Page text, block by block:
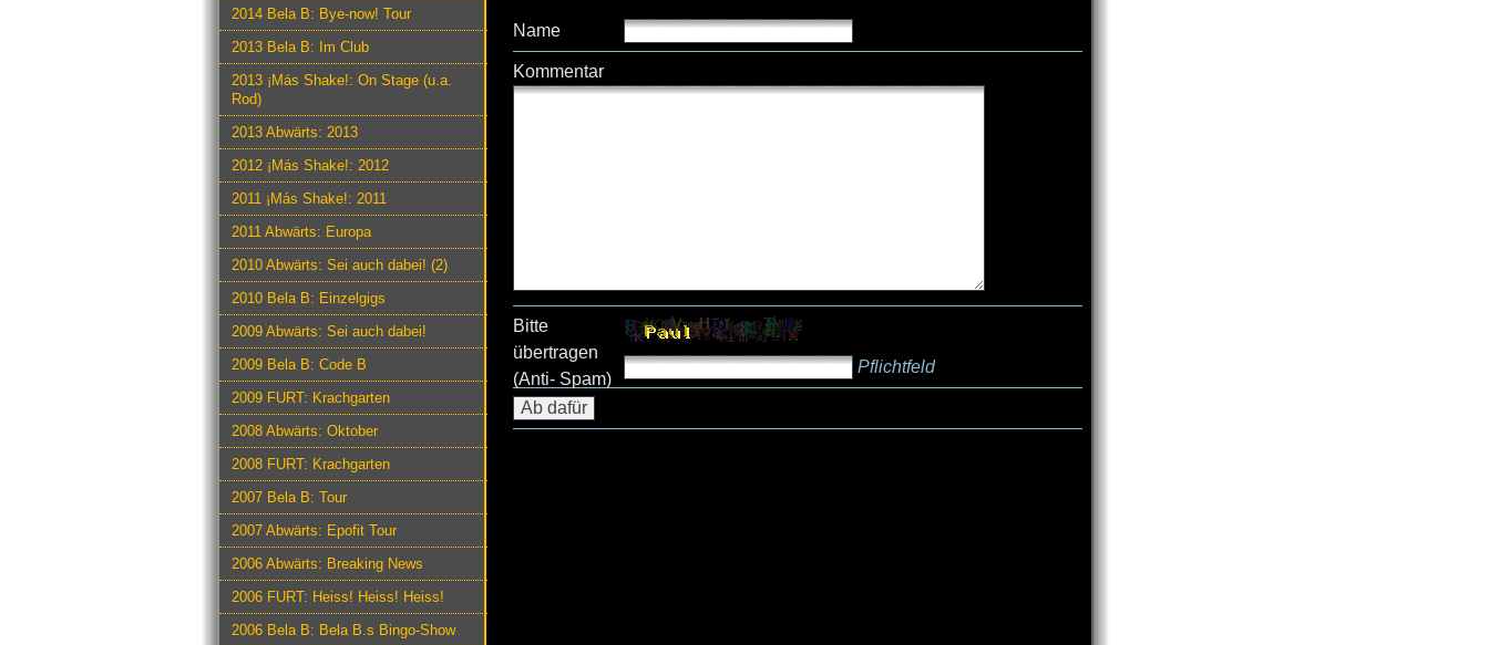
2014 Bela B: Bye-now! Tour
2013 Bela B: Im Club
2013 ¡Más Shake!: On Stage (u.a.
Rod)
2013 Abwärts: 2013
2012 ¡Más Shake!: 2012
2011 ¡Más Shake!: 2011
2011 Abwärts: Europa
2010 Abwärts: Sei auch dabei! (2)
2010 Bela B: Einzelgigs
2009 Abwärts: Sei auch dabei!
2009 Bela B: Code B
2009 FURT: Krachgarten
2008 Abwärts: Oktober
2008 FURT: Krachgarten
2007 Bela B: Tour
2007 Abwärts: Epofit Tour
2006 Abwärts: Breaking News
2006 FURT: Heiss! Heiss! Heiss!
2006 Bela B: Bela B.s Bingo-Show
Name
Kommentar
Bitte
übertragen
(Anti- Spam)
Pflichtfeld